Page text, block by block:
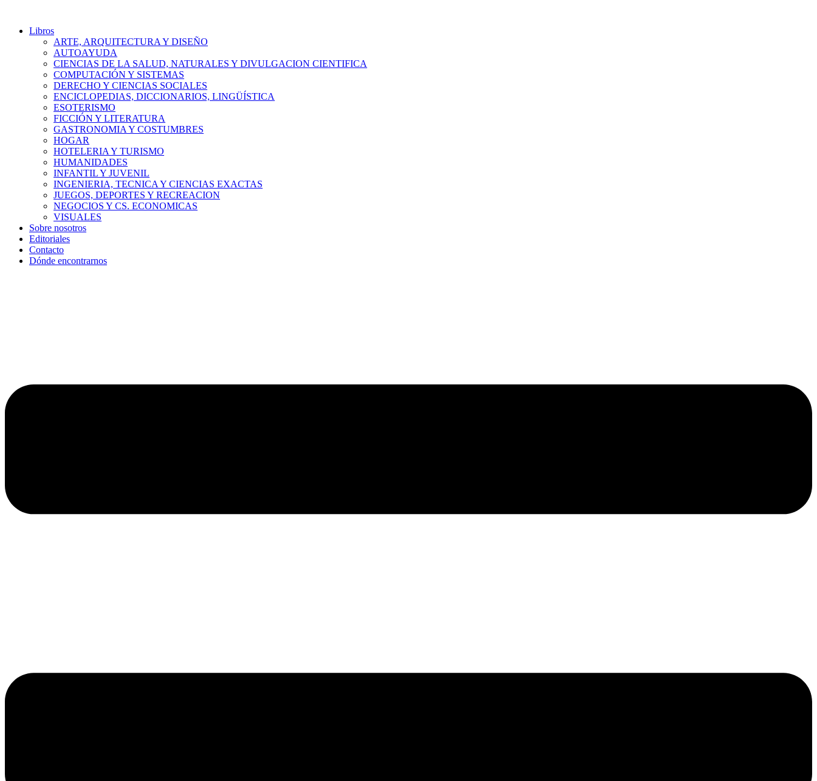
Libros
ARTE, ARQUITECTURA Y DISEÑO
AUTOAYUDA
CIENCIAS DE LA SALUD, NATURALES Y DIVULGACION CIENTIFICA
COMPUTACIÓN Y SISTEMAS
DERECHO Y CIENCIAS SOCIALES
ENCICLOPEDIAS, DICCIONARIOS, LINGÜÍSTICA
ESOTERISMO
FICCIÓN Y LITERATURA
GASTRONOMIA Y COSTUMBRES
HOGAR
HOTELERIA Y TURISMO
HUMANIDADES
INFANTIL Y JUVENIL
INGENIERIA, TECNICA Y CIENCIAS EXACTAS
JUEGOS, DEPORTES Y RECREACION
NEGOCIOS Y CS. ECONOMICAS
VISUALES
Sobre nosotros
Editoriales
Contacto
Dónde encontrarnos